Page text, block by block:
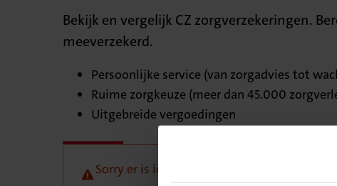
Bekijk en vergelijk CZ zorgverzekeringen.
meeverzekerd.
Persoonlijke service (van zorgadvies tot
Ruime zorgkeuze (meer dan 45.000
Uitgebreide vergoedingen
Sorry er is iets misgegaan, probeer het later